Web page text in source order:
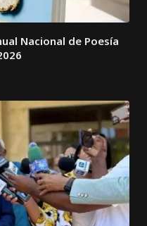
Nacional de Poesía